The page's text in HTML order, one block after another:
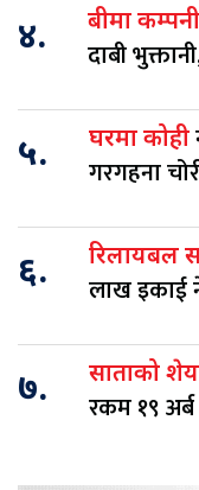
४. बीमा
दाबी
५. घरमा कोही
गरगहना
६. रिलायबल
लाख इकाई
७. साताको
रकम १९ अर्ब